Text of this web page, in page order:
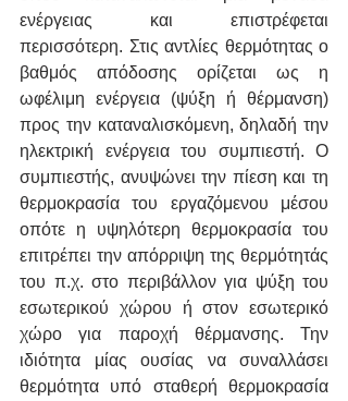
ενέργειας και επιστρέφεται
περισσότερη. Στις αντλίες θερμότητας ο
βαθμός απόδοσης ορίζεται ως η
ωφέλιμη ενέργεια (ψύξη ή θέρμανση)
προς την καταναλισκόμενη, δηλαδή την
ηλεκτρική ενέργεια του συμπιεστή. Ο
συμπιεστής, ανυψώνει την πίεση και τη
θερμοκρασία του εργαζόμενου μέσου
οπότε η υψηλότερη θερμοκρασία του
επιτρέπει την απόρριψη της θερμότητάς
του π.χ. στο περιβάλλον για ψύξη του
εσωτερικού χώρου ή στον εσωτερικό
χώρο για παροχή θέρμανσης. Την
ιδιότητα μίας ουσίας να συναλλάσει
θερμότητα υπό σταθερή θερμοκρασία